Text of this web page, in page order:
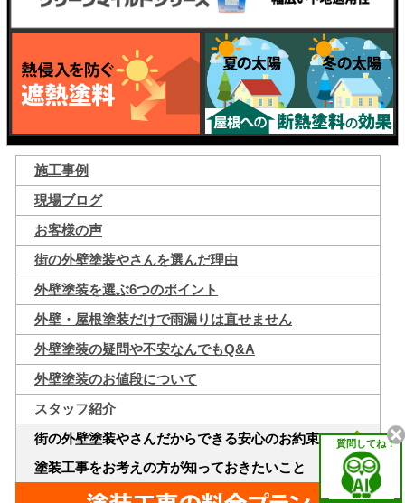
施工事例
現場ブログ
お客様の声
街の外壁塗装やさんを選んだ理由
外壁塗装を選ぶ6つのポイント
外壁・屋根塗装だけで雨漏りは直せません
外壁塗装の疑問や不安なんでもQ&A
外壁塗装のお値段について
スタッフ紹介
街の外壁塗装やさんだからできる安心のお約束
塗装工事をお考えの方が知っておきたいこと
質問してね！